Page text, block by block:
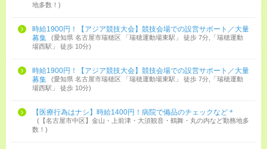
地多数！
時給1900円！【アジア競技大会】競技会場での設営サポート／大量
募集
愛知県 名古屋市瑞穂区 「瑞穂運動場東駅」 徒歩 7分,「瑞穂運動
場西駅」 徒歩 10分
時給1900円！【アジア競技大会】競技会場での設営サポート／大量
募集
愛知県 名古屋市瑞穂区 「瑞穂運動場東駅」 徒歩 7分,「瑞穂運動
場西駅」 徒歩 10分
【医療行為はナシ】時給1400円！病院で備品のチェックなど＊
【名古屋市中区】金山・上前津・大須観音・鶴舞・丸の内など勤務地多
数！